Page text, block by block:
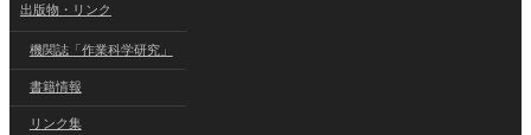
出版物・リンク
機関誌「作業科学研究」
書籍情報
リンク集